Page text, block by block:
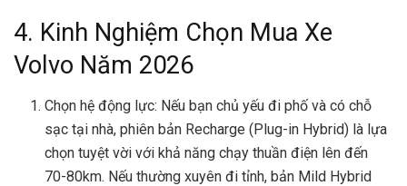
4. Kinh Nghiệm Chọn Mua Xe
Volvo Năm 2026
Chọn hệ động lực: Nếu bạn chủ yếu đi phố và có chỗ
sạc tại nhà, phiên bản Recharge (Plug-in Hybrid) là lựa
chọn tuyệt vời với khả năng chạy thuần điện lên đến
70-80km. Nếu thường xuyên đi tỉnh, bản Mild Hybrid